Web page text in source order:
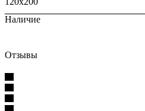
Наличие
Отзывы